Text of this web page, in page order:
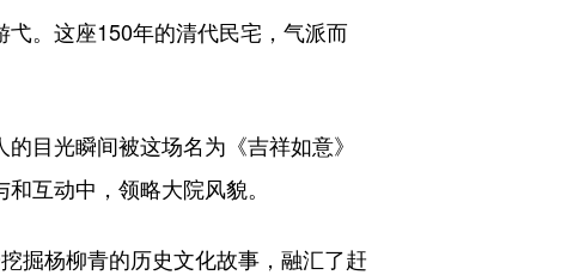
。这座150年的清代民宅，气派而
目光瞬间被这场名为《吉祥如意》
互动中，领略大院风貌。
掘杨柳青的历史文化故事，融汇了赶